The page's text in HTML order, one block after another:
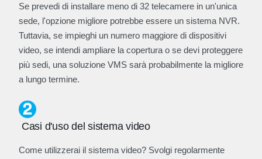
Se prevedi di installare meno di 32 telecamere in un'unica
sede, l'opzione migliore potrebbe essere un sistema NVR.
Tuttavia, se impieghi un numero maggiore di dispositivi
video, se intendi ampliare la copertura o se devi proteggere
più sedi, una soluzione VMS sarà probabilmente la migliore
a lungo termine.
Casi d'uso del sistema video
Come utilizzerai il sistema video? Svolgi regolarmente